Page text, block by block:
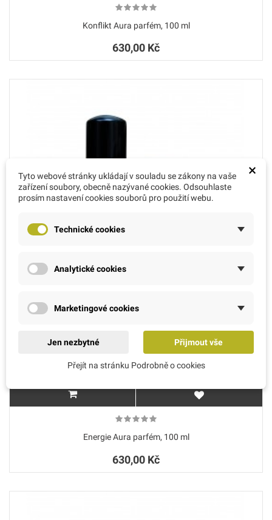
Konflikt Aura parfém, 100 ml
630,00 Kč
Energie Aura parfém, 100 ml
630,00 Kč
×
Tyto webové stránky ukládají v souladu se zákony na vaše
zařízení soubory, obecně nazývané cookies. Odsouhlaste
prosím nastavení cookies souborů pro použití webu.
Technické cookies
Analytické cookies
Marketingové cookies
Jen nezbytné Přijmout vše
Přejít na stránku Podrobně o cookies